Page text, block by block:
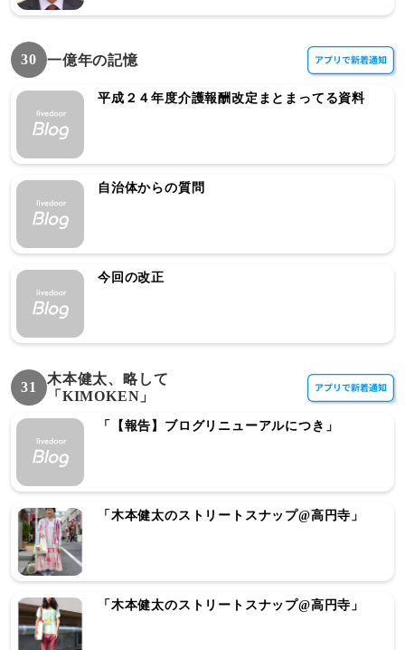
30 一億年の記憶
平成２４年度介護報酬改定まとまってる資料
自治体からの質問
今回の改正
31
木本健太、略して
「KIMOKEN」
「【報告】ブログリニューアルにつき」
「木本健太のストリートスナップ@高円寺」
「木本健太のストリートスナップ@高円寺」